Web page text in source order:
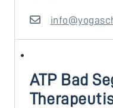
ATP Bad